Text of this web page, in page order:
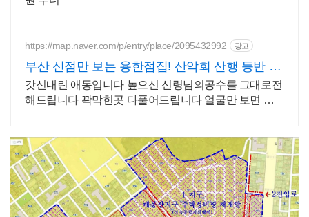
https://map.naver.com/p/entry/place/2095432992 광고
부산 신점만 보는 용한점집! 산악회 산행 등반 정
상등정
갓신내린 애동입니다 높으신 신령님의공수를 그대로전
해드립니다 꽉막힌곳 다풀어드립니다 얼굴만 보면 점